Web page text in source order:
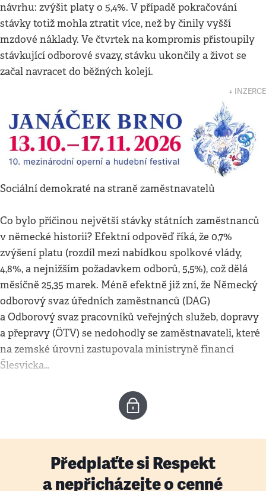
návrhu: zvýšit platy o 5,4%. V případě pokračování
stávky totiž mohla ztratit více, než by činily vyšší
mzdové náklady. Ve čtvrtek na kompromis přistoupily
stávkující odborové svazy, stávku ukončily a život se
začal navracet do běžných kolejí.
↓ INZERCE
Sociální demokraté na straně zaměstnavatelů
Co bylo příčinou největší stávky státních zaměstnanců
v německé historii? Efektní odpověď říká, že 0,7%
zvýšení platu (rozdíl mezi nabídkou spolkové vlády,
4,8%, a nejnižším požadavkem odborů, 5,5%), což dělá
měsíčně 25,35 marek. Méně efektně již zní, že Německý
odborový svaz úředních zaměstnanců (DAG)
a Odborový svaz pracovníků veřejných služeb, dopravy
a přepravy (ÖTV) se nedohodly se zaměstnavateli, které
na zemské úrovni zastupovala ministryně financí
Šlesvicka…
Předplaťte si Respekt
a nepřicházejte o cenné